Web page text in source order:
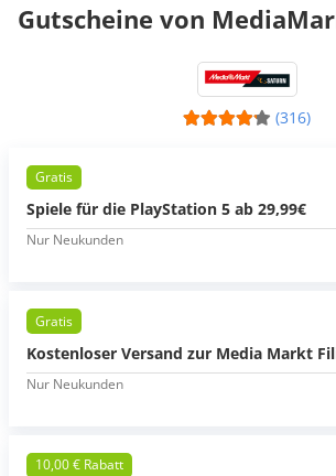
Gutscheine von
(316)
Gratis
Spiele für die PlayStation 5 ab 29,99€
Nur Neukunden
Gratis
Kostenloser Versand zur Media Markt
Nur Neukunden
10,00 € Rabatt